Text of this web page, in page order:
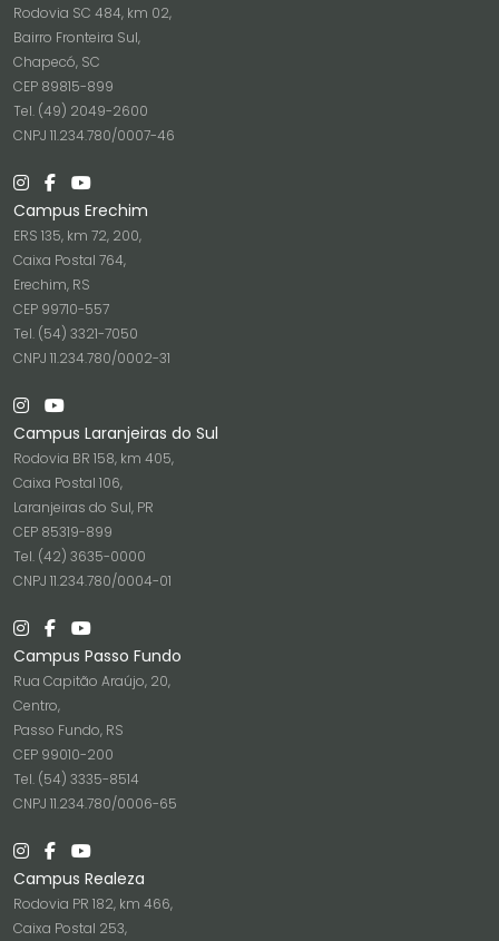
Rodovia SC 484, km 02,
Bairro Fronteira Sul,
Chapecó, SC
CEP 89815-899
Tel. (49) 2049-2600
CNPJ 11.234.780/0007-46
Campus Erechim
ERS 135, km 72, 200,
Caixa Postal 764,
Erechim, RS
CEP 99710-557
Tel. (54) 3321-7050
CNPJ 11.234.780/0002-31
Campus Laranjeiras do Sul
Rodovia BR 158, km 405,
Caixa Postal 106,
Laranjeiras do Sul, PR
CEP 85319-899
Tel. (42) 3635-0000
CNPJ 11.234.780/0004-01
Campus Passo Fundo
Rua Capitão Araújo, 20,
Centro,
Passo Fundo, RS
CEP 99010-200
Tel. (54) 3335-8514
CNPJ 11.234.780/0006-65
Campus Realeza
Rodovia PR 182, km 466,
Caixa Postal 253,